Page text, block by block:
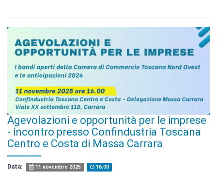
Agevolazioni e opportunità per le imprese
- incontro presso Confindustria Toscana
Centro e Costa di Massa Carrara
Data: 11 novembre 2025 16:00